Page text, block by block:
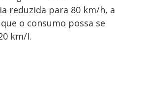
reduzida para 80 km/h, a
o consumo possa se
km/l.